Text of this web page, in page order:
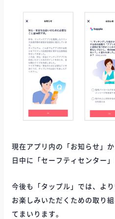
現在アプリ内の「お知らせ」
日中に「セーフティセンター
今後も「タップル」では、よ
お楽しみいただくための取り
てまいります。